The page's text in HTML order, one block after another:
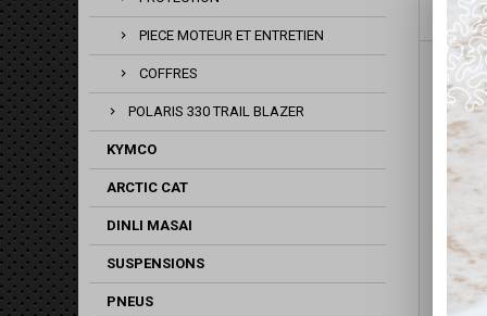
PIECE MOTEUR ET ENTRETIEN
COFFRES
POLARIS 330 TRAIL BLAZER
KYMCO
ARCTIC CAT
DINLI MASAI
SUSPENSIONS
PNEUS